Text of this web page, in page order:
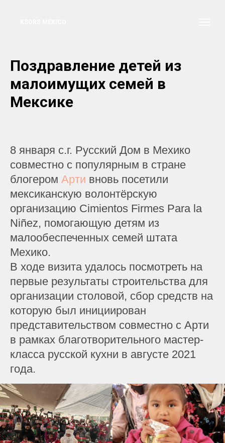
Поздравление детей из
малоимущих семей в
Мексике
8 января с.г. Русский Дом в Мехико
совместно с популярным в стране
блогером Арти вновь посетили
мексиканскую волонтёрскую
организацию Cimientos Firmes Para la
Niñez, помогающую детям из
малообеспеченных семей штата
Мехико.
В ходе визита удалось посмотреть на
первые результаты строительства для
организации столовой, сбор средств на
которую был инициирован
представительством совместно с Арти
в рамках благотворительного мастер-
класса русской кухни в августе 2021
года.